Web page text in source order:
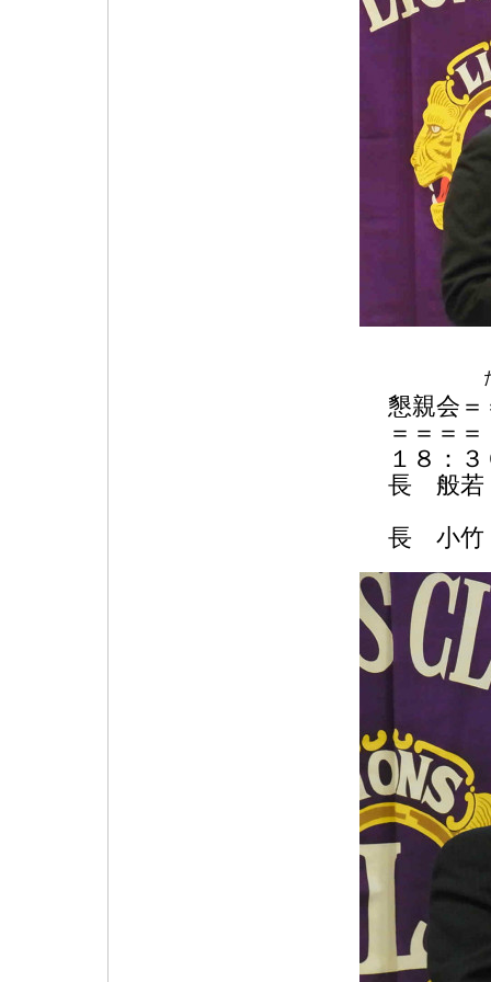
懇親会
＝＝＝＝
１
長 般
長 小